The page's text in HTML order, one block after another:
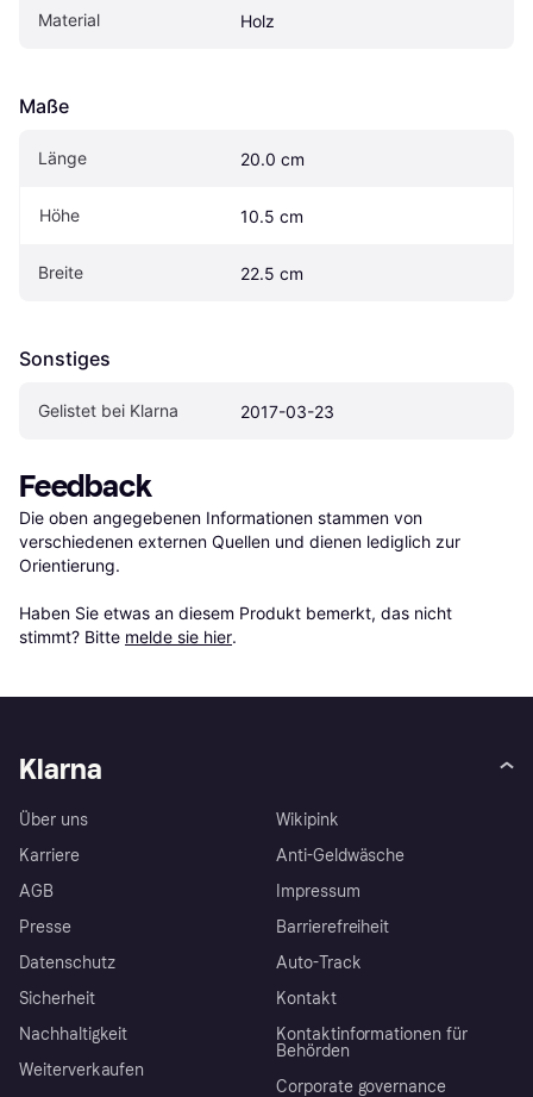
Material Holz
Maße
Länge 20.0 cm
Höhe 10.5 cm
Breite 22.5 cm
Sonstiges
Gelistet bei Klarna 2017-03-23
Feedback
Die oben angegebenen Informationen stammen von
verschiedenen externen Quellen und dienen lediglich zur
Orientierung.
Haben Sie etwas an diesem Produkt bemerkt, das nicht
stimmt? Bitte melde sie hier.
Klarna
Über uns
Karriere
AGB
Presse
Datenschutz
Sicherheit
Nachhaltigkeit
Weiterverkaufen
Wikipink
Anti-Geldwäsche
Impressum
Barrierefreiheit
Auto-Track
Kontakt
Kontaktinformationen für
Behörden
Corporate governance